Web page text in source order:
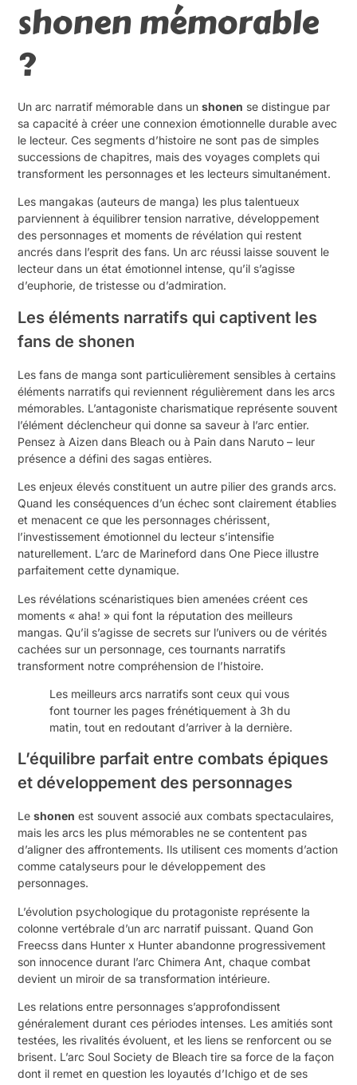
shonen mémorable
?
Un arc narratif mémorable dans unshonen se distingue par
sa capacité à créer une connexion émotionnelle durable avec
le lecteur. Ces segments d’histoire ne sont pas de simples
successions de chapitres, mais des voyages complets qui
transforment les personnages et les lecteurs simultanément.
Les mangakas (auteurs de manga) les plus talentueux
parviennent à équilibrer tension narrative, développement
des personnages et moments de révélation qui restent
ancrés dans l’esprit des fans. Un arc réussi laisse souvent le
lecteur dans un état émotionnel intense, qu’il s’agisse
d’euphorie, de tristesse ou d’admiration.
Les éléments narratifs qui captivent les
fans de shonen
Les fans de manga sont particulièrement sensibles à certains
éléments narratifs qui reviennent régulièrement dans les arcs
mémorables. L’antagoniste charismatique représente souvent
l’élément déclencheur qui donne sa saveur à l’arc entier.
Pensez à Aizen dans Bleach ou à Pain dans Naruto – leur
présence a défini des sagas entières.
Les enjeux élevés constituent un autre pilier des grands arcs.
Quand les conséquences d’un échec sont clairement établies
et menacent ce que les personnages chérissent,
l’investissement émotionnel du lecteur s’intensifie
naturellement. L’arc de Marineford dans One Piece illustre
parfaitement cette dynamique.
Les révélations scénaristiques bien amenées créent ces
moments « aha! » qui font la réputation des meilleurs
mangas. Qu’il s’agisse de secrets sur l’univers ou de vérités
cachées sur un personnage, ces tournants narratifs
transforment notre compréhension de l’histoire.
Les meilleurs arcs narratifs sont ceux qui vous
font tourner les pages frénétiquement à 3h du
matin, tout en redoutant d’arriver à la dernière.
L’équilibre parfait entre combats épiques
et développement des personnages
Leshonen est souvent associé aux combats spectaculaires,
mais les arcs les plus mémorables ne se contentent pas
d’aligner des affrontements. Ils utilisent ces moments d’action
comme catalyseurs pour le développement des
personnages.
L’évolution psychologique du protagoniste représente la
colonne vertébrale d’un arc narratif puissant. Quand Gon
Freecss dans Hunter x Hunter abandonne progressivement
son innocence durant l’arc Chimera Ant, chaque combat
devient un miroir de sa transformation intérieure.
Les relations entre personnages s’approfondissent
généralement durant ces périodes intenses. Les amitiés sont
testées, les rivalités évoluent, et les liens se renforcent ou se
brisent. L’arc Soul Society de Bleach tire sa force de la façon
dont il remet en question les loyautés d’Ichigo et de ses